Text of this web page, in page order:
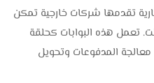
تقدمها شركات خارجية تمكن
تعمل هذه البوابات كحلقة
المدفوعات وتحويل